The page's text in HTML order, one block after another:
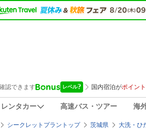
レンタカー 高速バス・ツアー 海
シークレットプラントップ 茨城県 大洗・ひ